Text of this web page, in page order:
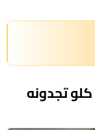
تجدونه